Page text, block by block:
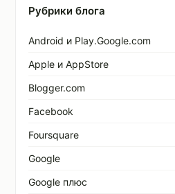
Рубрики блога
Android и Play.Google.com
Apple и AppStore
Blogger.com
Facebook
Foursquare
Google
Google плюс